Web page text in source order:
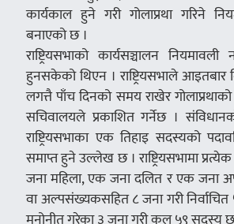
कार्यकाल हुने गरी गोलाप्रथा गरिने
बनाएको छ ।
राष्ट्रियसभाको कार्यसञ्चालन
हुनसकेको थिएन । राष्ट्रियसभाले आइतबार
लगत्तै पाँच दिनको समय राखेर
सचिवालयले प्रकाशित गर्नेछ ।
राष्ट्रियसभाका एक तिहाइ सदस्यको
समाप्त हुने उल्लेख छ । राष्ट्रियसभामा
जना महिला, एक जना दलित र एक जना
वा अल्पसंख्यकसहित ८ जना गरी निर्वाचित